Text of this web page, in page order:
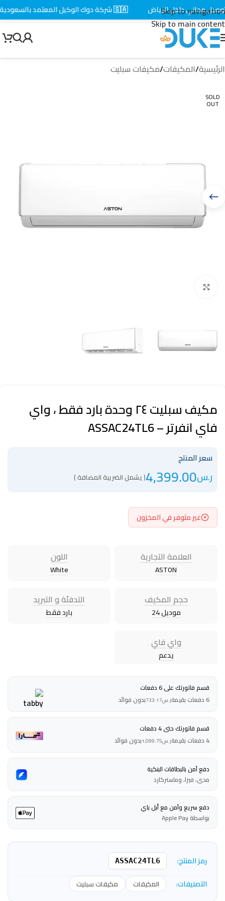
Skip to navigation
Skip to main content
الرئيسية/المكيفات/مكيفات سبليت
SOLD
OUT
مكيف سبليت ٢٤ وحدة بارد فقط ، واي
فاي انفرتر – ASSAC24TL6
سعر المنتج
ر.س4,399.00( يشمل الضريبة المضافة )
غير متوفر في المخزون
العلامة التجارية
ASTON
اللون
White
حجم المكيف
موديل 24
التدفئة و التبريد
بارد فقط
واي فاي
يدعم
قسم فاتورتك على 6 دفعات
6 دفعات بقيمة
ر.س733.17بدون فوائد
قسم فاتورتك حتى 4 دفعات
4 دفعات بقيمة
ر.س1,099.75بدون فوائد
دفع آمن بالبطاقات البنكية
مدى، فيزا، وماستركارد
دفع سريع وآمن مع أبل باي
بواسطة Apple Pay
رمز المنتج: ASSAC24TL6
التصنيفات: المكيفات مكيفات سبليت
مجاني داخل الرياض 🇸🇦 شركة دوك الوكيل المعتمد بالسعودية